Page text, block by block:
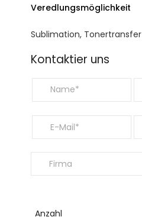
Veredlungs­möglichkeit
Sublimation, Tonertransfer
Kontaktier uns
Anzahl